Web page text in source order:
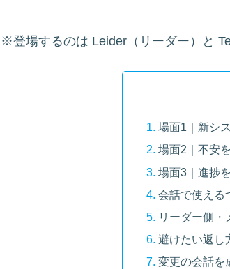
※登場するのは Leider（リーダー）と
場面1｜新シ
場面2｜不安
場面3｜進捗
会話で使える
リーダー側
避けたい返し
変更の会話を